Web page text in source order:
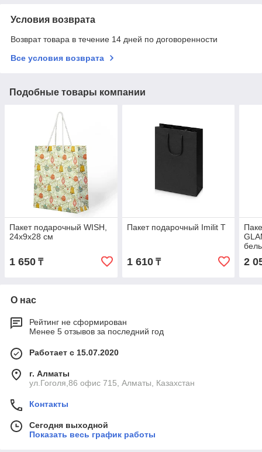
Условия возврата
Возврат товара в течение 14 дней по договоренности
Все условия возврата
Подобные товары компании
Пакет подарочный WISH,
24х9х28 см
1 650 ₸
Пакет подарочный Imilit T
1 610₸ 2
О нас
Рейтинг не сформирован
Менее 5 отзывов за последний год
Работает с 15.07.2020
г. Алматы
ул.Гоголя,86 офис 715, Алматы, Казахстан
Контакты
Сегодня выходной
Показать весь график работы